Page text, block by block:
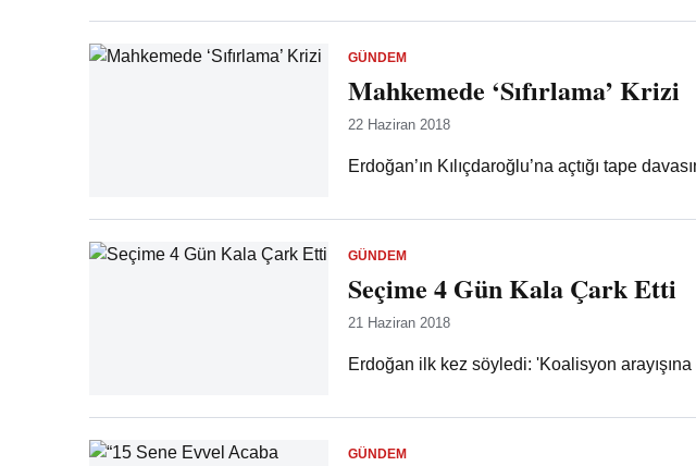
GÜNDEM
Mahkemede ‘Sıfırlama’ Krizi
22 Haziran 2018
Erdoğan’ın Kılıçdaroğlu’na açtığı tape
GÜNDEM
Seçime 4 Gün Kala Çark Etti
21 Haziran 2018
Erdoğan ilk kez söyledi: 'Koalisyon
GÜNDEM